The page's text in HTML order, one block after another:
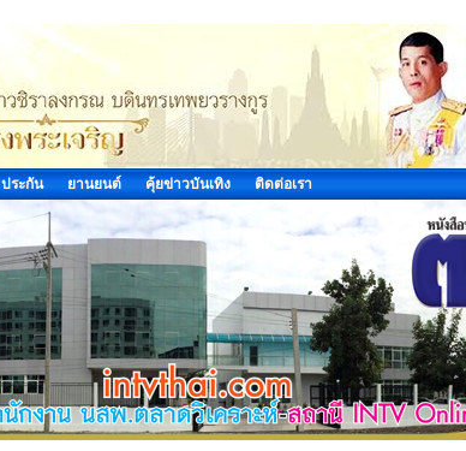
ประกัน ยานยนต์ คุ้ยข่าวบันเทิง ติดต่อเรา